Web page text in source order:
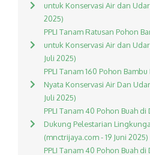
untuk Konservasi Air dan
2025)
PPLI Tanam Ratusan Pohon
untuk Konservasi Air dan
Juli 2025)
PPLI Tanam 160 Pohon
Nyata Konservasi Air Dan
Juli 2025)
PPLI Tanam 40 Pohon Buah
Dukung Pelestarian
(mnctrijaya.com - 19 Juni 2025)
PPLI Tanam 40 Pohon Buah